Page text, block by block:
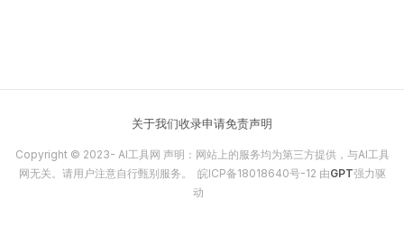
关于我们收录申请免责声明
Copyright © 2023- AI工具网 声明：网站上的服务均为第三方提供，与AI工具
网无关。请用户注意自行甄别服务。 皖ICP备18018640号-12 由GPT强力驱
动